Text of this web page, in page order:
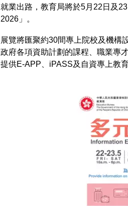
就業出路，教育局將於5月22日及
2026」。
展覽將匯聚約30間專上院校及機構
政府各項資助計劃的課程、職業專
提供E-APP、iPASS及自資專上教